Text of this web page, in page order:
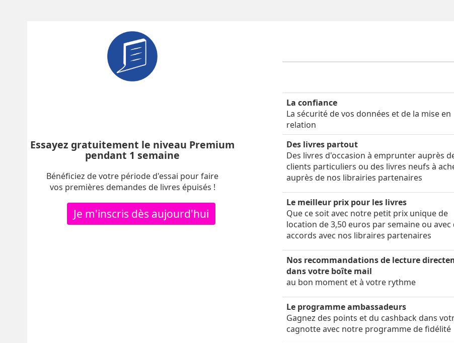
Essayez gratuitement le niveau Premium
pendant 1 semaine
Bénéficiez de votre période d'essai pour faire
vos premières demandes de livres épuisés !
Je m'inscris dès aujourd'hui
La confiance
La sécurité de vos données et de la mise en
relation
Des livres partout
Des livres d'occasion à emprunter auprès
clients particuliers ou des livres neufs à
auprès de nos librairies partenaires
Le meilleur prix pour les livres
Que ce soit avec notre petit prix unique de
location de 3,50 euros par semaine ou avec
accords avec nos libraires partenaires
Nos recommandations de lecture
dans votre boîte mail
au bon moment et à votre rythme
Le programme ambassadeurs
Gagnez des points et du cashback dans
cagnotte avec notre programme de fidélité